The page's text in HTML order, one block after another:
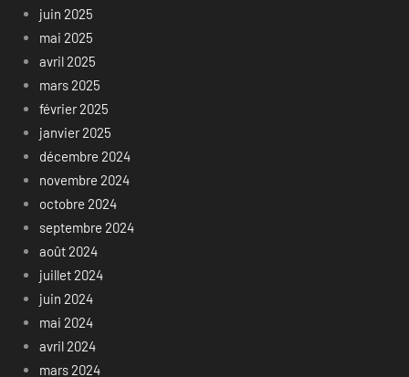
juin 2025
mai 2025
avril 2025
mars 2025
février 2025
janvier 2025
décembre 2024
novembre 2024
octobre 2024
septembre 2024
août 2024
juillet 2024
juin 2024
mai 2024
avril 2024
mars 2024